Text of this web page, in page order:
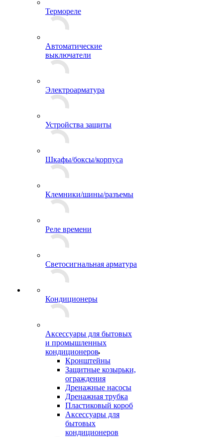
Термореле
Автоматические
выключатели
Электроарматура
Устройства защиты
Шкафы/боксы/корпуса
Клемники/шины/разъемы
Реле времени
Светосигнальная арматура
Кондиционеры
Аксессуары для бытовых
и промышленных
кондиционеров
Кронштейны
Защитные козырьки,
ограждения
Дренажные насосы
Дренажная трубка
Пластиковый короб
Аксессуары для
бытовых
кондиционеров